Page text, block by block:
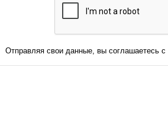
Отправляя свои данные, вы соглашаетесь с